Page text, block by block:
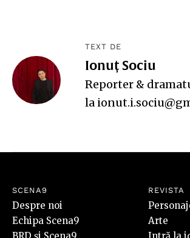
TEXT DE
Ionuț Sociu
Reporter &
la
SCENA9
Despre noi
Echipa Scena9
BRD și Scena9
REVISTA
Arte
Intră la